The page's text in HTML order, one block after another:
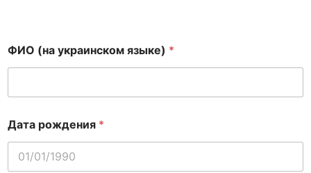
з
ы
*
в
і
ФИО (на украинском языке) *
Дата рождения *